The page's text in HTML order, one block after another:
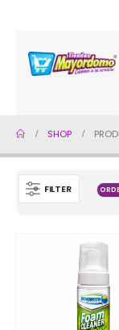
SHOP
FILTER